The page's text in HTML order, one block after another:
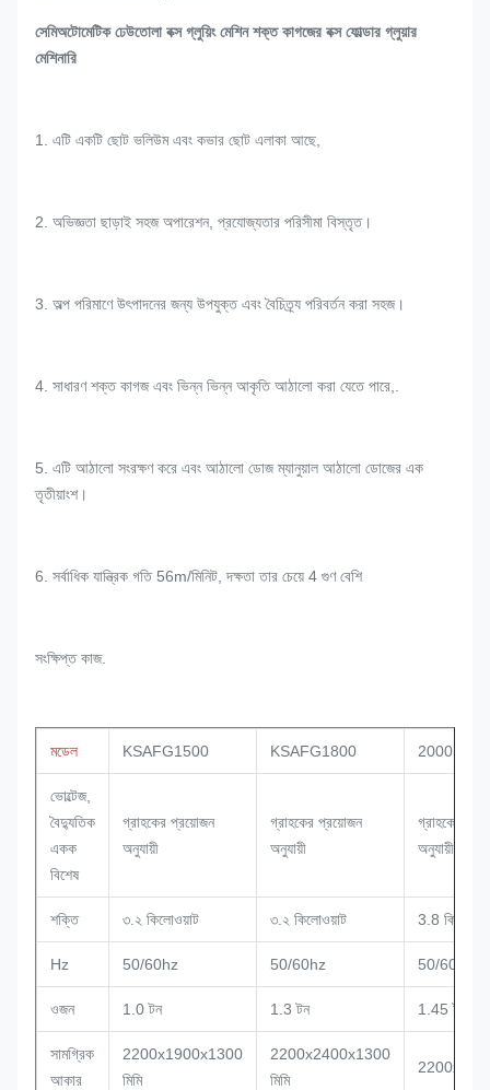
সেমিঅটোমেটিক ঢেউতোলা বক্স গ্লুয়িং মেশিন শক্ত কাগজের বক্স ফোল্ডার গ্লুয়ার
মেশিনারি
1. এটি একটি ছোট ভলিউম এবং কভার ছোট এলাকা আছে,
2. অভিজ্ঞতা ছাড়াই সহজ অপারেশন, প্রযোজ্যতার পরিসীমা বিস্তৃত।
3. অল্প পরিমাণে উৎপাদনের জন্য উপযুক্ত এবং বৈচিত্র্য পরিবর্তন করা সহজ।
4. সাধারণ শক্ত কাগজ এবং ভিন্ন ভিন্ন আকৃতি আঠালো করা যেতে পারে,.
5. এটি আঠালো সংরক্ষণ করে এবং আঠালো ডোজ ম্যানুয়াল আঠালো ডোজের এক
তৃতীয়াংশ।
6. সর্বাধিক যান্ত্রিক গতি 56m/মিনিট, দক্ষতা তার চেয়ে 4 গুণ বেশি
সংক্ষিপ্ত কাজ.
মডেল KSAFG1500 KSAFG1800 2000
ভোল্টেজ,
বৈদ্যুতিক
একক
বিশেষ
গ্রাহকের প্রয়োজন
অনুযায়ী
গ্রাহকের প্রয়োজন
অনুযায়ী
গ্রাহকের
অনুযায়ী
শক্তি ৩.২ কিলোওয়াট ৩.২ কিলোওয়াট 3.8
Hz 50/60hz 50/60hz 50/60hz
ওজন 1.0 টন 1.3 টন 1.45 টন
সামগ্রিক
আকার
2200x1900x1300
মিমি
2200x2400x1300
মিমি